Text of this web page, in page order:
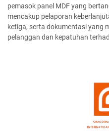
pemasok panel MDF yang
mencakup pelaporan
ketiga, serta dokumentasi yang
pelanggan dan kepatuhan